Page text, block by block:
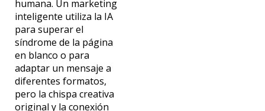
humana. Un marketing
inteligente utiliza la IA
para superar el
síndrome de la página
en blanco o para
adaptar un mensaje a
diferentes formatos,
pero la chispa creativa
original y la conexión